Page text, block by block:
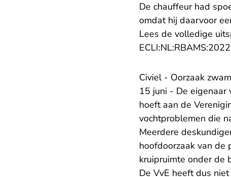
De chauffeur had
omdat hij daarvoor
Lees de volledige
Civiel - Oorzaak
15 juni - De
hoeft aan de
vochtproblemen die
Meerdere
hoofdoorzaak van de
kruipruimte onder de
De VvE heeft dus